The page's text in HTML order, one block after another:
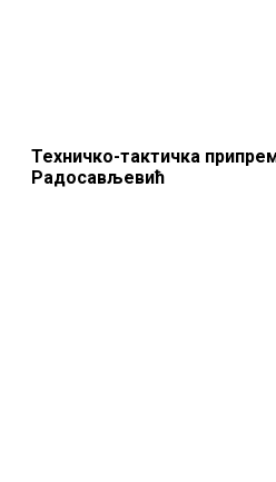
Техничко-тактичка
Радосављевић